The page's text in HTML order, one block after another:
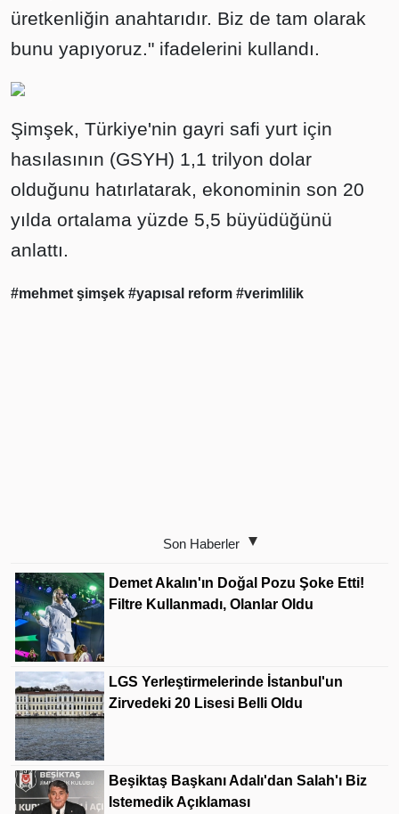
üretkenliğin anahtarıdır. Biz de tam olarak
bunu yapıyoruz." ifadelerini kullandı.
Şimşek, Türkiye'nin gayri safi yurt için
hasılasının (GSYH) 1,1 trilyon dolar
olduğunu hatırlatarak, ekonominin son 20
yılda ortalama yüzde 5,5 büyüdüğünü
anlattı.
#mehmet şimşek #yapısal reform #verimlilik
Son Haberler
Demet Akalın'ın Doğal Pozu Şoke Etti!
Filtre Kullanmadı, Olanlar Oldu
LGS Yerleştirmelerinde İstanbul'un
Zirvedeki 20 Lisesi Belli Oldu
Beşiktaş Başkanı Adalı'dan Salah'ı Biz
Istemedik Açıklaması